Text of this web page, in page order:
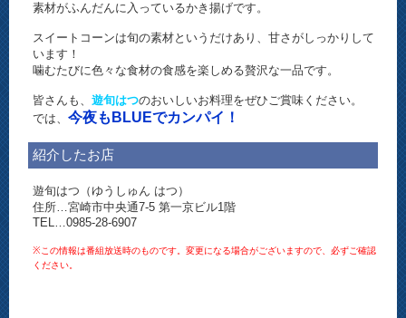
素材がふんだんに入っているかき揚げです。
スイートコーンは旬の素材というだけあり、甘さがしっかりして
います！
噛むたびに色々な食材の食感を楽しめる贅沢な一品です。
皆さんも、遊旬はつのおいしいお料理をぜひご賞味ください。
では、今夜もBLUEでカンパイ！
紹介したお店
遊旬はつ（ゆうしゅん はつ）
住所…宮崎市中央通7-5 第一京ビル1階
TEL…0985-28-6907
※この情報は番組放送時のものです。変更になる場合がございますので、必ずご確認
ください。